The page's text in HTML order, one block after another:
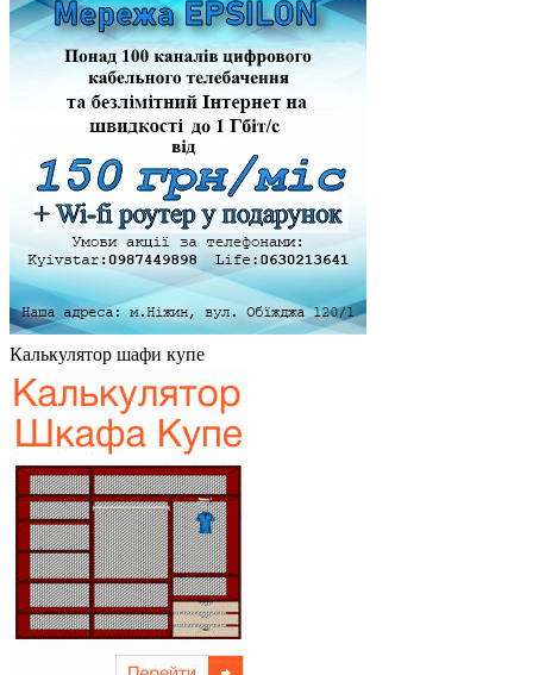
Калькулятор шафи купе